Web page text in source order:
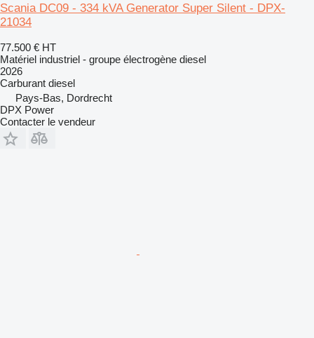
Scania DC09 - 334 kVA Generator Super Silent - DPX-
21034
77.500 € HT
Matériel industriel - groupe électrogène diesel
2026
Carburant diesel
Pays-Bas, Dordrecht
DPX Power
Contacter le vendeur